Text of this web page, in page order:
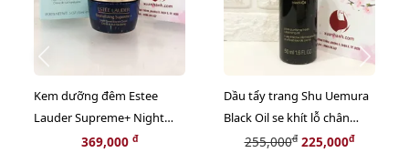
Kem dưỡng đêm Estee
Lauder Supreme+ Night
phục hồi và tăng sinh
369,000 đ
Dầu tẩy trang Shu Uemura
Black Oil se khít lỗ chân
lông, sạch bã nhờn - 50ml
255,000đ225,000đ